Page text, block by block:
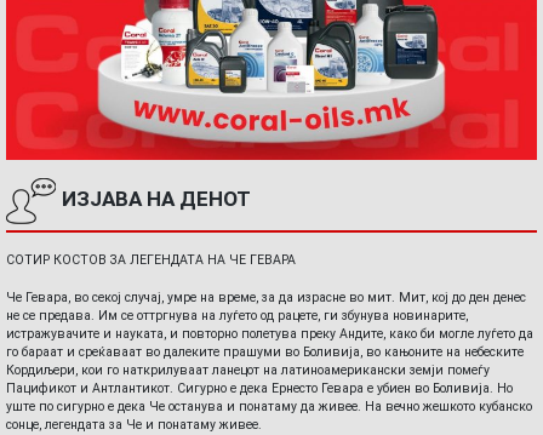
ИЗЈАВА НА ДЕНОТ
СОТИР КОСТОВ ЗА ЛЕГЕНДАТА НА ЧЕ ГЕВАРА
Че Гевара, во секој случај, умре на време, за да израсне во мит. Мит, кој до ден денес
не се предава. Им се оттргнува на луѓето од рацете, ги збунува новинарите,
истражувачите и науката, и повторно полетува преку Андите, како би могле луѓето да
го бараат и среќаваат во далеките прашуми во Боливија, во кањоните на небеските
Кордиљери, кои го наткрилуваат ланецот на латиноамерикански земји помеѓу
Пацификот и Антлантикот. Сигурно е дека Ернесто Гевара е убиен во Боливија. Но
уште по сигурно е дека Че останува и понатаму да живее. На вечно жешкото кубанско
сонце, легендата за Че и понатаму живее.